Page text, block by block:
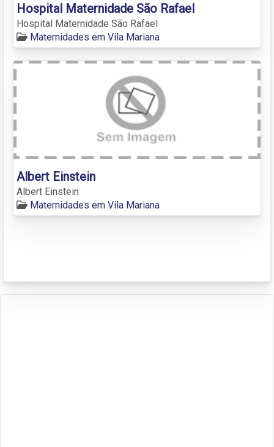
Hospital Maternidade São Rafael
Hospital Maternidade São Rafael
Maternidades em Vila Mariana
Albert Einstein
Albert Einstein
Maternidades em Vila Mariana